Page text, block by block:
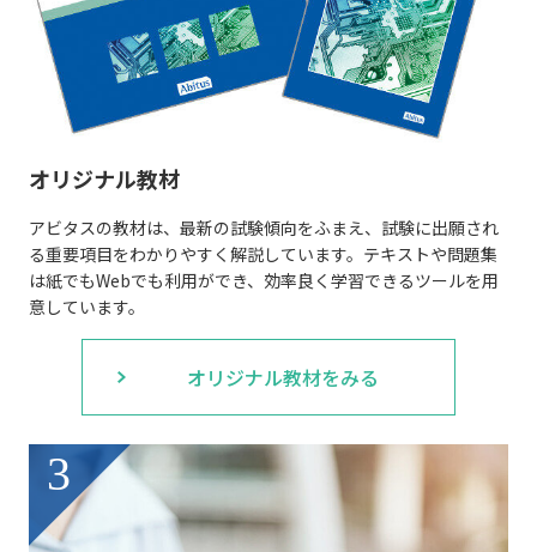
オリジナル教材
アビタスの教材は、最新の試験傾向をふまえ、試験に出願され
る重要項目をわかりやすく解説しています。テキストや問題集
は紙でもWebでも利用ができ、効率良く学習できるツールを用
意しています。
オリジナル教材をみる
3